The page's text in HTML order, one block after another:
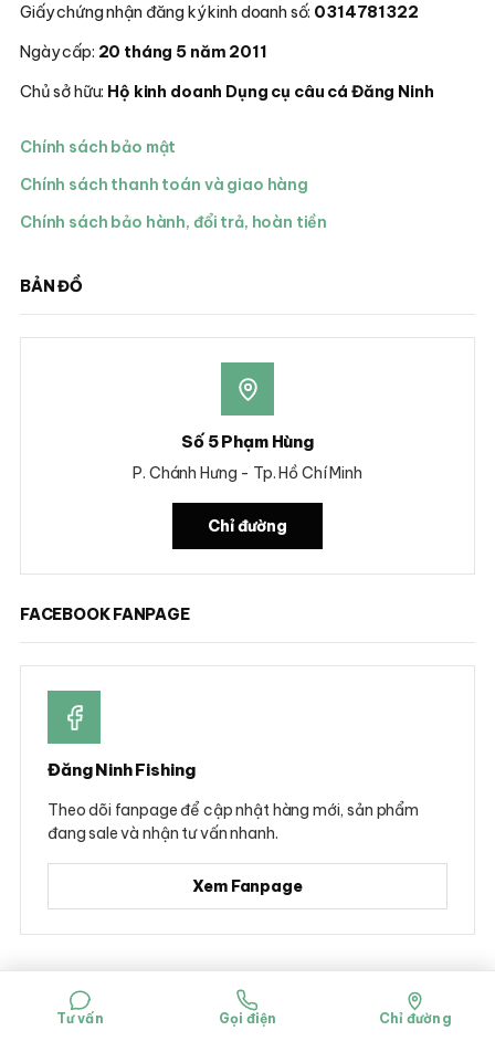
Giấy chứng nhận đăng ký kinh doanh số: 0314781322
Ngày cấp: 20 tháng 5 năm 2011
Chủ sở hữu: Hộ kinh doanh Dụng cụ câu cá Đăng Ninh
Chính sách bảo mật
Chính sách thanh toán và giao hàng
Chính sách bảo hành, đổi trả, hoàn tiền
BẢN ĐỒ
Số 5 Phạm Hùng
P. Chánh Hưng - Tp. Hồ Chí Minh
Chỉ đường
FACEBOOK FANPAGE
Đăng Ninh Fishing
Theo dõi fanpage để cập nhật hàng mới, sản phẩm
đang sale và nhận tư vấn nhanh.
Xem Fanpage
© 2026 Đăng Ninh Fishing - Hộ kinh doanh Dụng cụ câu cá Đăng Ninh
Mã số đăng ký kinh doanh: 0314781322